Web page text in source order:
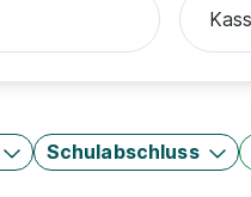
Schulabschluss